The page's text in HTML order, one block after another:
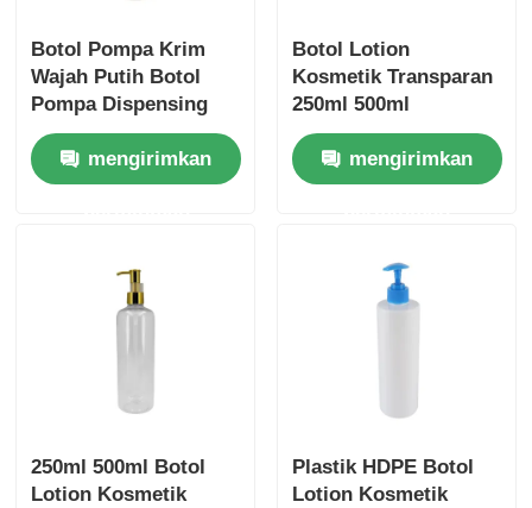
Botol Pompa Krim
Wajah Putih Botol
Pompa Dispensing
Plastik
mengirimkan
Botol Lotion
Kosmetik Transparan
250ml 500ml
Kontainer Kemasan
Kosmetikmengirimkan
250ml 500ml Botol
Lotion Kosmetik
Plastik HDPE Botol
Lotion Kosmetik